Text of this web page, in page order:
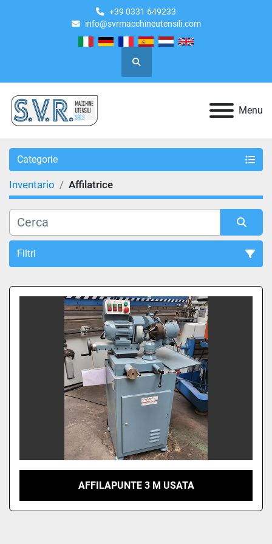
+39 0331 649233
info@svrmacchineutensili.com
Cerca
Menu
Categorie
Inventario Affilatrice
Filtri
Ordina per
AFFILAPUNTE 3 M USATA